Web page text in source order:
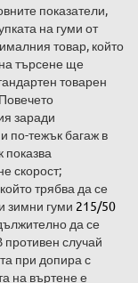
показатели,
на гуми от
товар, който
търсене ще
товарен
заради
по-тежък багаж в
показва
скорост;
трябва да се
зимни гуми 215/50
да се
противен случай
при допира с
на въртене е